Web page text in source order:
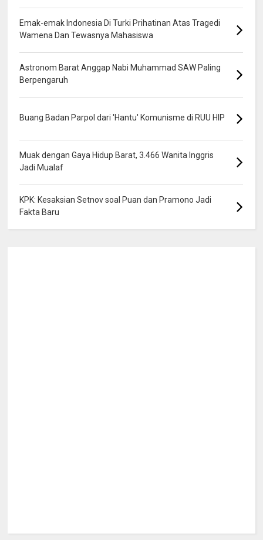
Emak-emak Indonesia Di Turki Prihatinan Atas Tragedi
Wamena Dan Tewasnya Mahasiswa
Astronom Barat Anggap Nabi Muhammad SAW Paling
Berpengaruh
Buang Badan Parpol dari 'Hantu' Komunisme di RUU HIP
Muak dengan Gaya Hidup Barat, 3.466 Wanita Inggris
Jadi Mualaf
KPK: Kesaksian Setnov soal Puan dan Pramono Jadi
Fakta Baru